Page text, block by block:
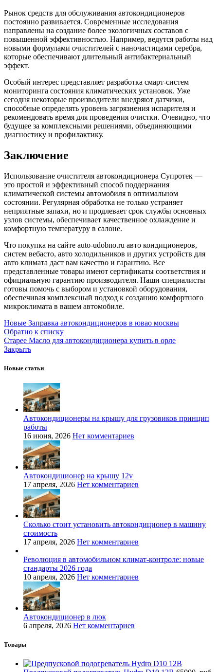
Рынок средств для обслуживания автокондиционеров
постоянно развивается. Современные исследования
направлены на создание более экологичных составов с
повышенной эффективностью. Например, ведутся работы над
новыми формулами очистителей с наночастицами серебра,
которые обеспечивают длительный антибактериальный
эффект.
Особый интерес представляет разработка смарт-систем
мониторинга состояния климатических установок. Уже
сегодня некоторые производители внедряют датчики,
способные определять уровень загрязнения испарителя и
рекомендовать время для проведения очистки. Очевидно, что
будущее за комплексными решениями, объединяющими
диагностику и профилактику.
Заключение
Использование очистителя автокондиционера Супротек —
это простой и эффективный способ поддержания
климатической системы автомобиля в оптимальном
состоянии. Регулярная обработка не только устраняет
неприятные запахи, но и продлевает срок службы основных
узлов системы, обеспечивает качественное охлаждение и
комфортную температуру в салоне.
Что покупка на сайте auto-udobno.ru авто кондиционеров,
систем вебасто, авто холодильников и других устройств для
авто климата даст вам качество и гарантию. Все
представленные товары имеют сертификаты соответствия и
официальную гарантию производителя. Наши специалисты
готовы помочь с выбором и установкой оборудования,
обеспечивая комплексный подход к созданию комфортного
микроклимата в вашем автомобиле.
Новые Заправка автокондиционеров в ювао москвы
Обратно к списку
Старее Масло для автокондиционера купить в орле
Закрыть
Новые статьи
Автокондиционеры на крышу для грузовиков принцип
работы
16 июня, 2026 Нет комментариев
Автокондиционер на крышу 12v
17 апреля, 2026 Нет комментариев
Сколько стоит установить автокондиционер в машину
стоимость
17 апреля, 2026 Нет комментариев
Революция в автомобильном климат-контроле: новые
стандарты 2026 года
10 апреля, 2026 Нет комментариев
Автокондиционер в люк
6 апреля, 2026 Нет комментариев
Товары